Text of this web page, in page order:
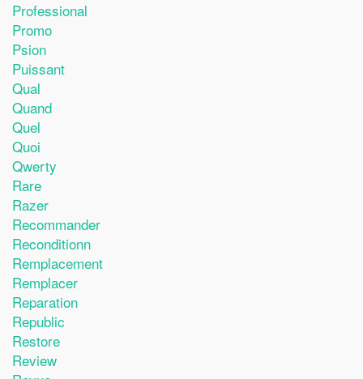
Professional
Promo
Psion
Puissant
Qual
Quand
Quel
Quoi
Qwerty
Rare
Razer
Recommander
Reconditionn
Remplacement
Remplacer
Reparation
Republic
Restore
Review